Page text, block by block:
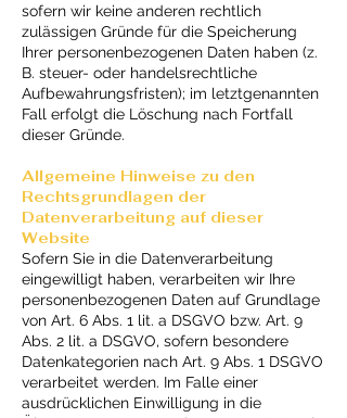
sofern wir keine anderen rechtlich
zulässigen Gründe für die Speicherung
Ihrer personenbezogenen Daten haben (z.
B. steuer- oder handelsrechtliche
Aufbewahrungsfristen); im letztgenannten
Fall erfolgt die Löschung nach Fortfall
dieser Gründe.
Allgemeine Hinweise zu den
Rechtsgrundlagen der
Datenverarbeitung auf dieser
Website
Sofern Sie in die Datenverarbeitung
eingewilligt haben, verarbeiten wir Ihre
personenbezogenen Daten auf Grundlage
von Art. 6 Abs. 1 lit. a DSGVO bzw. Art. 9
Abs. 2 lit. a DSGVO, sofern besondere
Datenkategorien nach Art. 9 Abs. 1 DSGVO
verarbeitet werden. Im Falle einer
ausdrücklichen Einwilligung in die